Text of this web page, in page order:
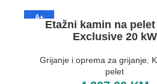
A+
Etažni kamin na
Exclusive 20 kW
Grijanje i oprema za grijanje
pelet